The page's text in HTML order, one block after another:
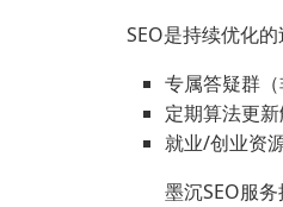
SEO是持续优化
专属答疑群（
定期算法更
就业/创业资
墨沉SEO服